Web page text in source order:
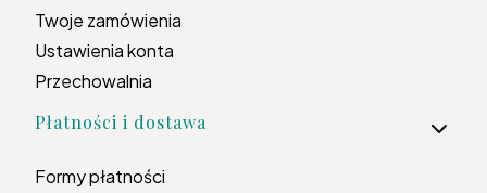
Twoje zamówienia
Ustawienia konta
Przechowalnia
Płatności i dostawa
Formy płatności